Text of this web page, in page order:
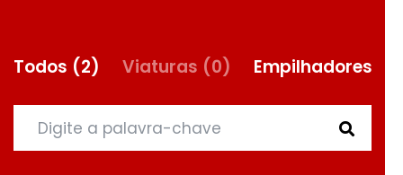
Todos (2) Viaturas (0) Empilhadores